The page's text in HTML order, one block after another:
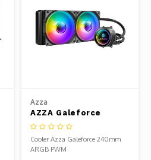
Azza
AZZA Galeforce
240mm ARGB PWM |
All-in-One CPU
Waterkoeler
Cooler Azza Galeforce 240mm
ARGB PWM